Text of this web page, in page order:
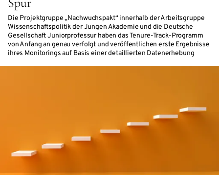
Die Projektgruppe „Nachwuchspakt“ innerhalb der Arbeitsgruppe
Wissenschaftspolitik der Jungen Akademie und die Deutsche
Gesellschaft Juniorprofessur haben das Tenure-Track-Programm
von Anfang an genau verfolgt und veröffentlichen erste Ergebnisse
ihres Monitorings auf Basis einer detaillierten Datenerhebung